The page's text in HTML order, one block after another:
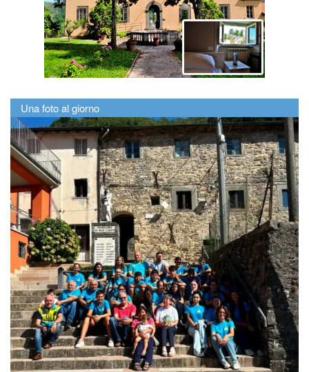
Una foto al giorno